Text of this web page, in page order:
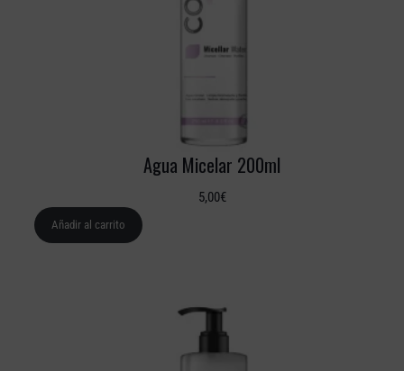
Agua Micelar 200ml
5,00€
Añadir al carrito